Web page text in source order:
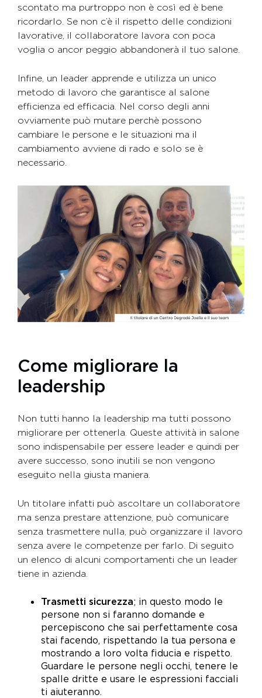
scontato ma purtroppo non è così ed è bene
ricordarlo. Se non c’è il rispetto delle condizioni
lavorative, il collaboratore lavora con poca
voglia o ancor peggio abbandonerà il tuo salone.
Infine, un leader apprende e utilizza un unico
metodo di lavoro che garantisce al salone
efficienza ed efficacia. Nel corso degli anni
ovviamente può mutare perchè possono
cambiare le persone e le situazioni ma il
cambiamento avviene di rado e solo se è
necessario.
Come migliorare la
leadership
Non tutti hanno la leadership ma tutti possono
migliorare per ottenerla. Queste attività in salone
sono indispensabile per essere leader e quindi per
avere successo, sono inutili se non vengono
eseguito nella giusta maniera.
Un titolare infatti può ascoltare un collaboratore
ma senza prestare attenzione, può comunicare
senza trasmettere nulla, può organizzare il lavoro
senza avere le competenze per farlo. Di seguito
un elenco di alcuni comportamenti che un leader
tiene in azienda.
Trasmetti sicurezza; in questo modo le
persone non si faranno domande e
percepiscono che sai perfettamente cosa
stai facendo, rispettando la tua persona e
mostrando a loro volta fiducia e rispetto.
Guardare le persone negli occhi, tenere le
spalle dritte e usare le espressioni facciali
ti aiuteranno.